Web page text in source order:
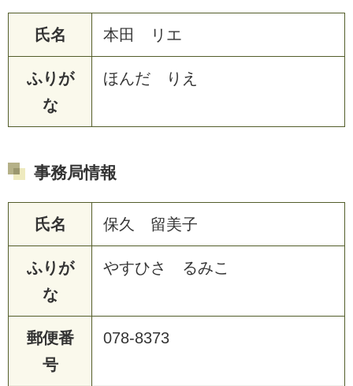
氏名 本田 リエ
ふりが
な
ほんだ りえ
事務局情報
氏名 保久 留美子
ふりが
な
やすひさ るみこ
郵便番
号
078-8373